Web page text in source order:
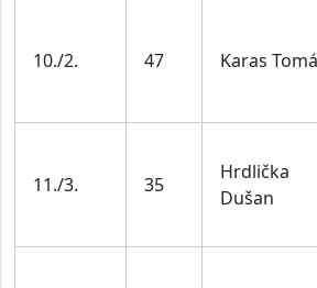
10./2. 47 Karas
11./3. 35
Hrdlička
Dušan